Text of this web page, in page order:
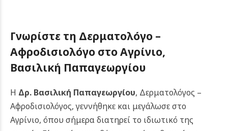
Γνωρίστε τη Δερματολόγο –
Αφροδισιολόγο στοΑγρίνιο,
Βασιλική Παπαγεωργίου
Η Δρ. Βασιλική Παπαγεωργίου, Δερματολόγος –
Αφροδισιολόγος, γεννήθηκε και μεγάλωσε στο
Αγρίνιο, όπου σήμερα διατηρεί το ιδιωτικό της